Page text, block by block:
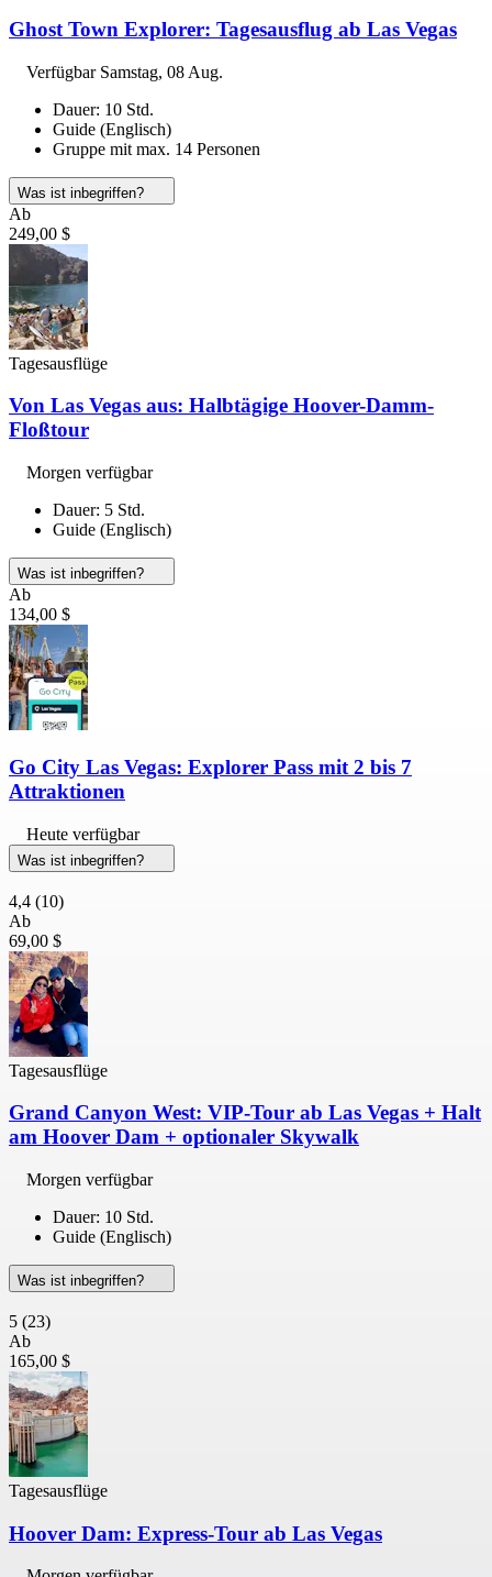
Ghost Town Explorer: Tagesausflug ab Las Vegas
Verfügbar Samstag, 08 Aug.
Dauer: 10 Std.
Guide (Englisch)
Gruppe mit max. 14 Personen
Was ist inbegriffen?
Ab
249,00 $
Tagesausflüge
Von Las Vegas aus: Halbtägige Hoover-Damm-
Floßtour
Morgen verfügbar
Dauer: 5 Std.
Guide (Englisch)
Was ist inbegriffen?
Ab
134,00 $
Go City Las Vegas: Explorer Pass mit 2 bis 7
Attraktionen
Heute verfügbar
Was ist inbegriffen?
4,4 (10)
Ab
69,00 $
Tagesausflüge
Grand Canyon West: VIP-Tour ab Las Vegas + Halt
am Hoover Dam + optionaler Skywalk
Morgen verfügbar
Dauer: 10 Std.
Guide (Englisch)
Was ist inbegriffen?
5 (23)
Ab
165,00 $
Tagesausflüge
Hoover Dam: Express-Tour ab Las Vegas